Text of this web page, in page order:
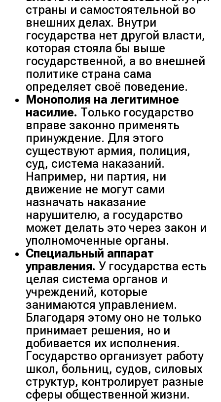
страны и самостоятельной во
внешних делах. Внутри
государства нет другой власти,
которая стояла бы выше
государственной, а во внешней
политике страна сама
определяет своё поведение.
Монополия на легитимное
насилие. Только государство
вправе законно применять
принуждение. Для этого
существуют армия, полиция,
суд, система наказаний.
Например, ни партия, ни
движение не могут сами
назначать наказание
нарушителю, а государство
может делать это через закон и
уполномоченные органы.
Специальный аппарат
управления. У государства есть
целая система органов и
учреждений, которые
занимаются управлением.
Благодаря этому оно не только
принимает решения, но и
добивается их исполнения.
Государство организует работу
школ, больниц, судов, силовых
структур, контролирует разные
сферы общественной жизни.